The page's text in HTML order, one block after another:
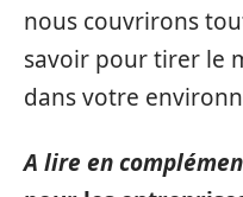
nous couvrirons
savoir pour tirer le
dans votre
A lire en